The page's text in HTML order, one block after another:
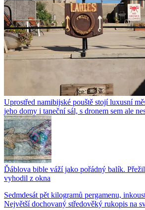
Uprostřed namibijské pouště stojí luxusní
jeho domy i taneční sál, s dronem sem ale
Ďáblova bible váží jako pořádný balík.
vyhodil z okna
Sedmdesát pět kilogramů pergamenu,
Největší dochovaný středověký rukopis na